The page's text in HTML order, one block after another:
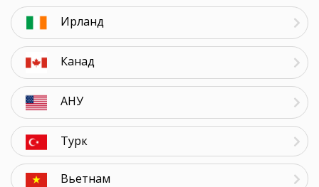
Ирланд
Канад
АНУ
Турк
Вьетнам